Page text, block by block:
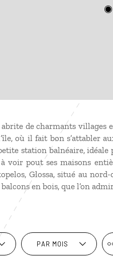
de charmants
où il fait bon s’attabler
station balnéaire,
voir pout ses maisons
Glossa, situé au
en bois, que l’on
PAR MOIS